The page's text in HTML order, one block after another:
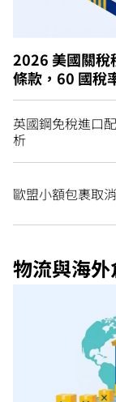
2026 美國關
條款，60 國稅
新）
英國鋼免稅進口
析
歐盟小額包裹取
物流與海外